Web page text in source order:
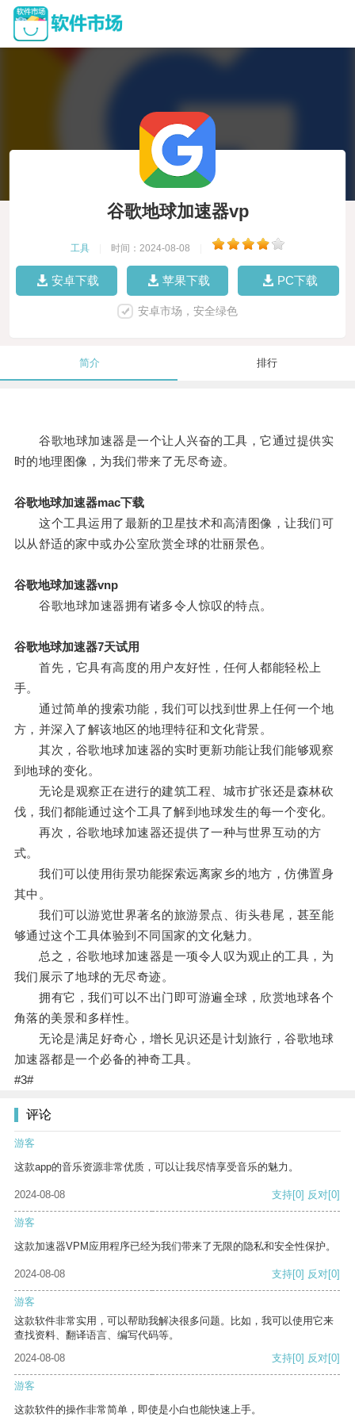
谷歌地球加速器vp
工具 时间：2024-08-08
安卓下载 苹果下载 PC下载
安卓市场，安全绿色
简介 排行
谷歌地球加速器是一个让人兴奋的工具，它通过提供实
时的地理图像，为我们带来了无尽奇迹。
谷歌地球加速器mac下载
这个工具运用了最新的卫星技术和高清图像，让我们可
以从舒适的家中或办公室欣赏全球的壮丽景色。
谷歌地球加速器vnp
谷歌地球加速器拥有诸多令人惊叹的特点。
谷歌地球加速器7天试用
首先，它具有高度的用户友好性，任何人都能轻松上
手。
通过简单的搜索功能，我们可以找到世界上任何一个地
方，并深入了解该地区的地理特征和文化背景。
其次，谷歌地球加速器的实时更新功能让我们能够观察
到地球的变化。
无论是观察正在进行的建筑工程、城市扩张还是森林砍
伐，我们都能通过这个工具了解到地球发生的每一个变化。
再次，谷歌地球加速器还提供了一种与世界互动的方
式。
我们可以使用街景功能探索远离家乡的地方，仿佛置身
其中。
我们可以游览世界著名的旅游景点、街头巷尾，甚至能
够通过这个工具体验到不同国家的文化魅力。
总之，谷歌地球加速器是一项令人叹为观止的工具，为
我们展示了地球的无尽奇迹。
拥有它，我们可以不出门即可游遍全球，欣赏地球各个
角落的美景和多样性。
无论是满足好奇心，增长见识还是计划旅行，谷歌地球
加速器都是一个必备的神奇工具。
#3#
评论
游客
这款app的音乐资源非常优质，可以让我尽情享受音乐的魅力。
2024-08-08 支持[0] 反对[0]
游客
这款加速器VPM应用程序已经为我们带来了无限的隐私和安全性保护。
2024-08-08 支持[0] 反对[0]
游客
这款软件非常实用，可以帮助我解决很多问题。比如，我可以使用它来
查找资料、翻译语言、编写代码等。
2024-08-08
支持[0] 反对[0]
游客
这款软件的操作非常简单，即使是小白也能快速上手。